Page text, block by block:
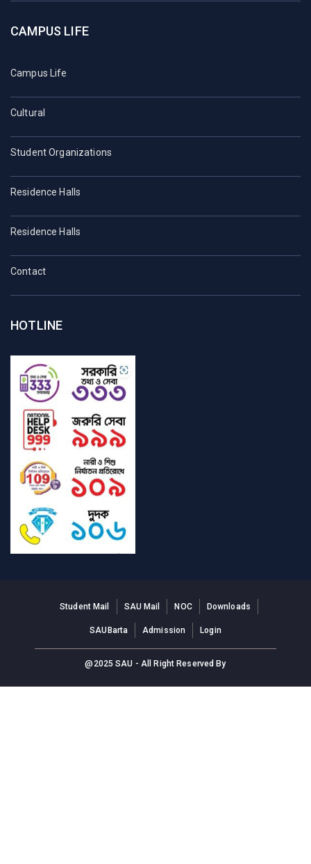
CAMPUS LIFE
Campus Life
Cultural
Student Organizations
Residence Halls
Residence Halls
Contact
HOTLINE
Student Mail SAU Mail NOC Downloads
SAUBarta Admission Login
@2025 SAU - All Right Reserved By